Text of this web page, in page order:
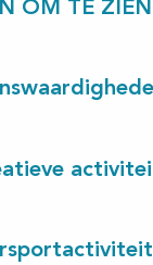
OM TE